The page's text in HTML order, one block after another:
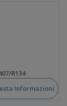
R134
Informazioni